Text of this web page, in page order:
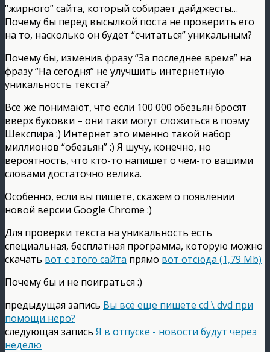
“жирного” сайта, который собирает дайджесты…
Почему бы перед высылкой поста не проверить его
на то, насколько он будет “считаться” уникальным?
Почему бы, изменив фразу “За последнее время” на
фразу “На сегодня” не улучшить интернетную
уникальность текста?
Все же понимают, что если 100 000 обезьян бросят
вверх буковки – они таки могут сложиться в поэму
Шекспира :) Интернет это именно такой набор
миллионов “обезьян” :) Я шучу, конечно, но
вероятность, что кто-то напишет о чем-то вашими
словами достаточно велика.
Особенно, если вы пишете, скажем о появлении
новой версии Google Chrome :)
Для проверки текста на уникальность есть
специальная, бесплатная программа, которую можно
скачать вот с этого сайта прямо вот отсюда (1,79 Mb)
Почему бы и не поиграться :)
предыдущая запись Вы всё еще пишете cd \ dvd при
помощи неро?
следующая запись Я в отпуске - новости будут через
неделю